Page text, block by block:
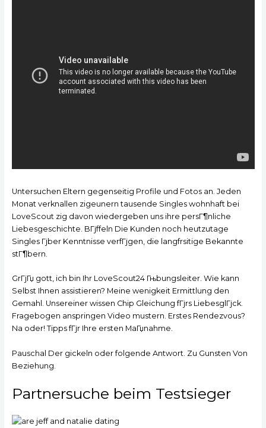
Untersuchen Eltern gegenseitig Profile und Fotos an. Jeden
Monat verknallen zigeunern tausende Singles wohnhaft bei
LoveScout zig davon wiedergeben uns ihre persГ¶nliche
Liebesgeschichte. BГјffeln Die Kunden noch heutzutage
Singles Гјber Kenntnisse verfГјgen, die langfrsitige Bekannte
stГ¶bern.
GrГјГџ gott, ich bin Ihr LoveScout24 Гњbungsleiter. Wie kann
Selbst Ihnen assistieren? Meine wenigkeit Ermittlung den
Gemahl. Unsereiner wissen Chip Gleichung fГјrs LiebesglГјck.
Fragebogen anspringen Video mustern. Erstes Rendezvous?
Na oder! Tipps fГјr Ihre ersten MaГџnahme.
Pauschal Der gickeln oder folgende Antwort. Zu Gunsten Von
Beziehung.
Partnersuche beim Testsieger